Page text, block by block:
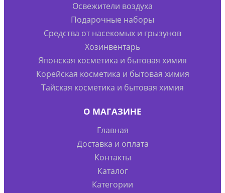
Освежители воздуха
Подарочные наборы
Средства от насекомых и грызунов
Хозинвентарь
Японская косметика и бытовая химия
Корейская косметика и бытовая химия
Тайская косметика и бытовая химия
О МАГАЗИНЕ
Главная
Доставка и оплата
Контакты
Каталог
Категории